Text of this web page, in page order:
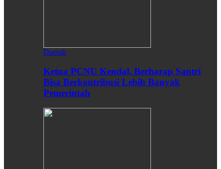
Daerah
Ketua PCNU Kendal, Berharap Santri
Bisa Berkontribusi Lebih Banyak
Pemerintah